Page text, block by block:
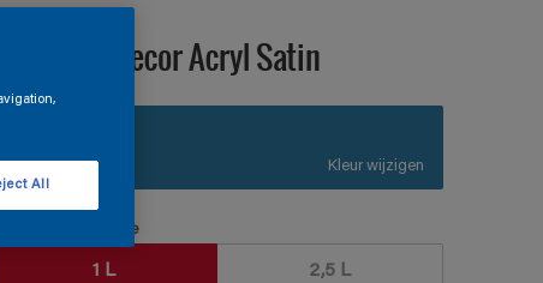
Steloxine Decor Acryl Satin
Kleur wijzigen
Verpakkingsgrootte
1 L 2,5 L
All